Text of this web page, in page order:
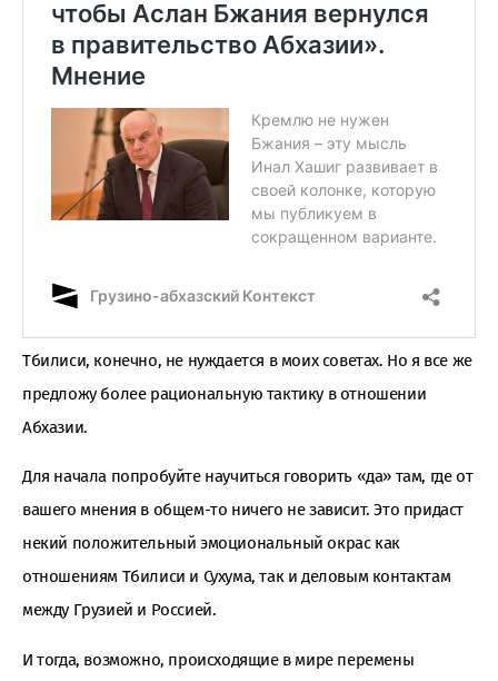
Тбилиси, конечно, не нуждается в моих советах. Но я все же
предложу более рациональную тактику в отношении
Абхазии.
Для начала попробуйте научиться говорить «да» там, где от
вашего мнения в общем-то ничего не зависит. Это придаст
некий положительный эмоциональный окрас как
отношениям Тбилиси и Сухума, так и деловым контактам
между Грузией и Россией.
И тогда, возможно, происходящие в мире перемены